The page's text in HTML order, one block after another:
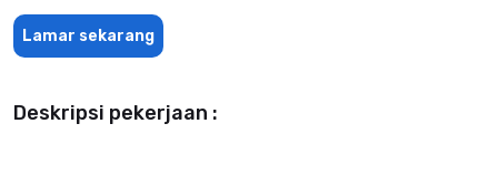
Lamar sekarang
Deskripsi pekerjaan :